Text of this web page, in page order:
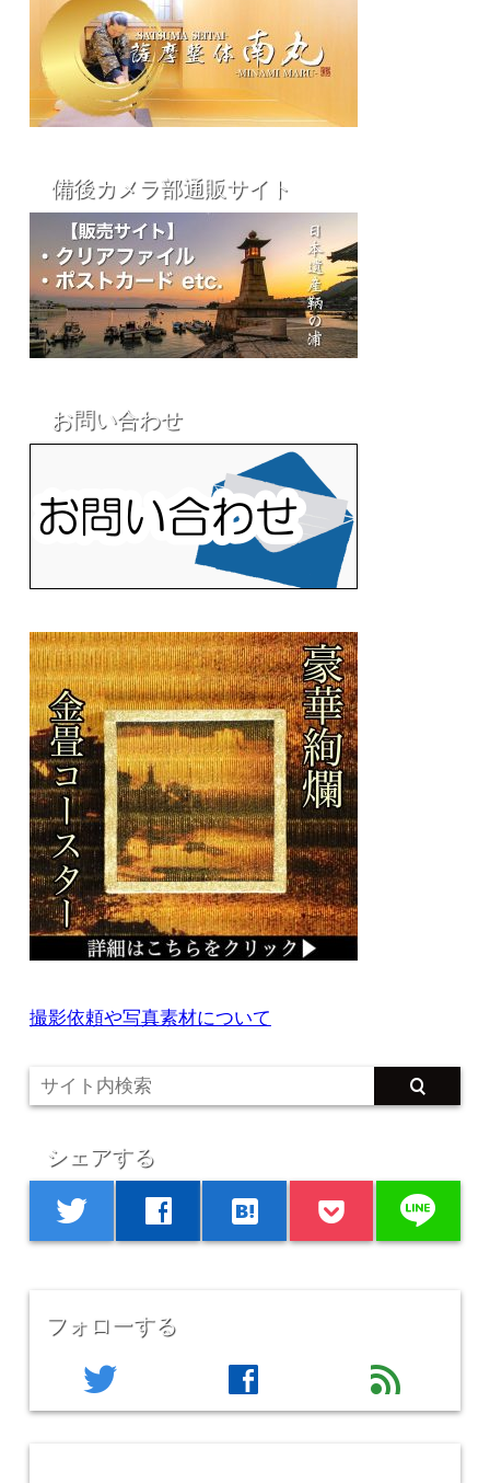
備後カメラ部通販サイト
お問い合わせ
撮影依頼や写真素材について
シェアする
twitter facebook hatenabookmark line
フォローする
twitter facebook feed